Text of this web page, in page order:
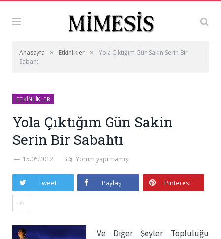
Anasayfa » Etkinlikler »
Yola Çıktığım Gün Sakin Serin Bir
Sabahtı
ETKINLIKLER
Yola Çıktığım Gün Sakin
Serin Bir Sabahtı
15.05.2012 Yorum yapılmamış
Tweet Paylaş Pinterest
+
Ve Diğer Şeyler Topluluğu